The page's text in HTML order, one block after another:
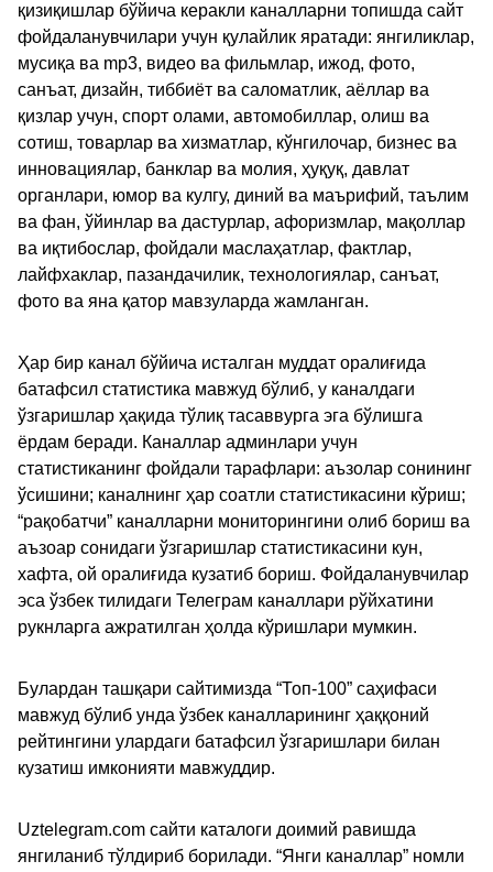
қизиқишлар бўйича керакли каналларни топишда сайт
фойдаланувчилари учун қулайлик яратади: янгиликлар,
мусиқа ва mp3, видео ва фильмлар, ижод, фото,
санъат, дизайн, тиббиёт ва саломатлик, аёллар ва
қизлар учун, спорт олами, автомобиллар, олиш ва
сотиш, товарлар ва хизматлар, кўнгилочар, бизнес ва
инновациялар, банклар ва молия, ҳуқуқ, давлат
органлари, юмор ва кулгу, диний ва маърифий, таълим
ва фан, ўйинлар ва дастурлар, афоризмлар, мақоллар
ва иқтибослар, фойдали маслаҳатлар, фактлар,
лайфхаклар, пазандачилик, технологиялар, санъат,
фото ва яна қатор мавзуларда жамланган.
Ҳар бир канал бўйича исталган муддат оралиғида
батафсил статистика мавжуд бўлиб, у каналдаги
ўзгаришлар ҳақида тўлиқ тасаввурга эга бўлишга
ёрдам беради. Каналлар админлари учун
статистиканинг фойдали тарафлари: аъзолар сонининг
ўсишини; каналнинг ҳар соатли статистикасини кўриш;
“рақобатчи” каналларни мониторингини олиб бориш ва
аъзоар сонидаги ўзгаришлар статистикасини кун,
хафта, ой оралиғида кузатиб бориш. Фойдаланувчилар
эса ўзбек тилидаги Телеграм каналлари рўйхатини
рукнларга ажратилган ҳолда кўришлари мумкин.
Булардан ташқари сайтимизда “Топ-100” саҳифаси
мавжуд бўлиб унда ўзбек каналларининг ҳаққоний
рейтингини улардаги батафсил ўзгаришлари билан
кузатиш имконияти мавжуддир.
Uztelegram.com сайти каталоги доимий равишда
янгиланиб тўлдириб борилади. “Янги каналлар” номли